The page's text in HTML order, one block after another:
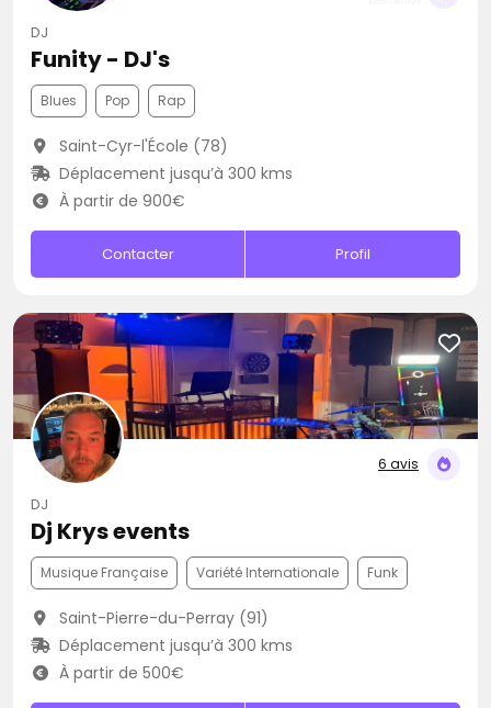
DJ
Funity - DJ's
Blues Pop Rap
Saint-Cyr-l'École (78)
Déplacement jusqu’à 300 kms
À partir de 900€
Contacter Profil
6 avis
DJ
Dj Krys events
Musique Française Variété Internationale Funk
Saint-Pierre-du-Perray (91)
Déplacement jusqu’à 300 kms
À partir de 500€